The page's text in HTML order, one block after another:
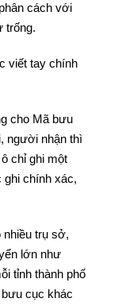
cách với
trống.
viết tay chính
cho Mã bưu
người nhận thì
chỉ ghi một
chính xác,
nhiều trụ sở,
lớn như
tỉnh thành phố
cục khác